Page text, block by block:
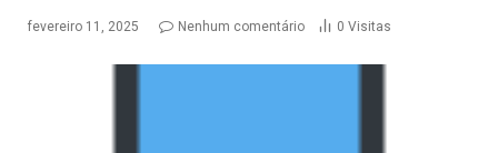
fevereiro 11, 2025 Nenhum comentário 0 Visitas